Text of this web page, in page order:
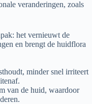
veranderingen, zoals
het vernieuwt de
en brengt de huidflora
minder snel irriteert
van de huid, waardoor